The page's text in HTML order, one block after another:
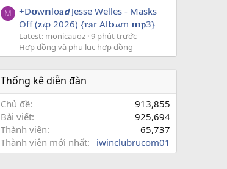
M
+D𝗼w𝗻lo𝐚𝙙 Jesse Welles - Masks
Off (𝐳𝓲p 2026) {𝐫𝐚r Al𝗯𝓾m 𝗺𝐩3}
Latest: monicauoz 9 phút trước
Hợp đồng và phụ lục hợp đồng
Thống kê diễn đàn
Chủ đề
913,855
Bài viết
925,694
Thành viên
65,737
Thành viên mới nhất
iwinclubrucom01